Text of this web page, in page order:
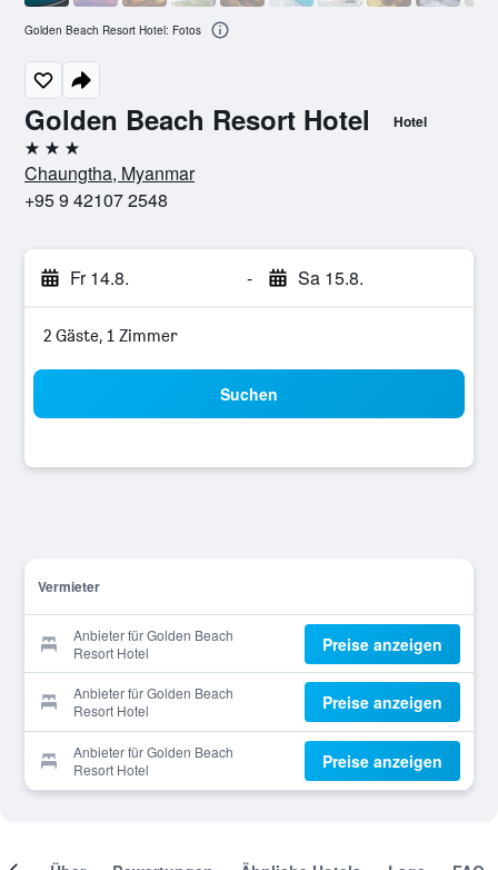
Golden Beach Resort Hotel Hotel
3 Sterne
Chaungtha, Myanmar
+95 9 42107 2548
Fr 14.8. - Sa 15.8.
2 Gäste, 1 Zimmer
Suchen
Vermieter
Anbieter für Golden Beach
Resort Hotel
Preise anzeigen
Anbieter für Golden Beach
Resort Hotel
Preise anzeigen
Anbieter für Golden Beach
Resort Hotel
Preise anzeigen
Golden Beach Resort Hotel: Fotos